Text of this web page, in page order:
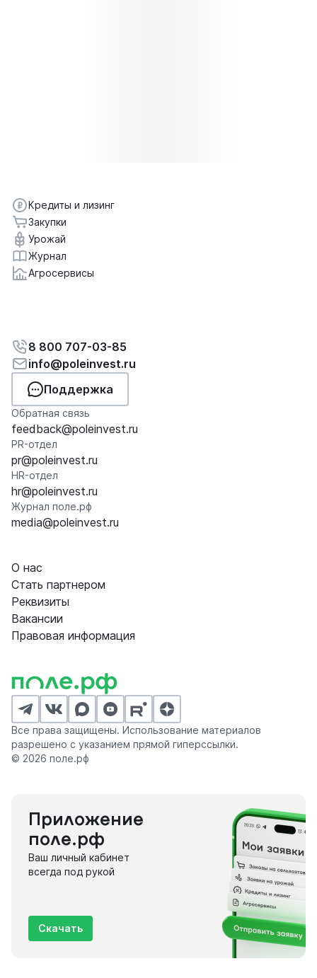
Кредиты и лизинг
Закупки
Урожай
Журнал
Агросервисы
8 800 707-03-85
info@poleinvest.ru
Поддержка
Обратная связь
feedback@poleinvest.ru
PR-отдел
pr@poleinvest.ru
HR-отдел
hr@poleinvest.ru
Журнал поле.рф
media@poleinvest.ru
О нас
Стать партнером
Реквизиты
Вакансии
Правовая информация
Все права защищены. Использование материалов
разрешено с указанием прямой гиперссылки.
© 2026 поле.рф
Приложение
поле.рф
Ваш личный кабинет
всегда под рукой
Скачать